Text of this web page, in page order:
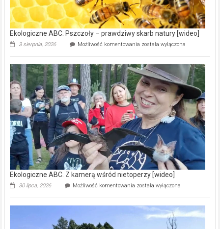
ścieków
[wideo]
Ekologiczne ABC. Pszczoły – prawdziwy skarb natury [wideo]
3 sierpnia, 2026 Możliwość komentowania Ekologiczne
–
prawdziwy
skarb
natury
[wideo]
została wyłączona
Ekologiczne ABC. Z kamerą wśród nietoperzy [wideo]
30 lipca, 2026 Możliwość komentowania Ekologiczne
kamerą
wśród
została wyłączona